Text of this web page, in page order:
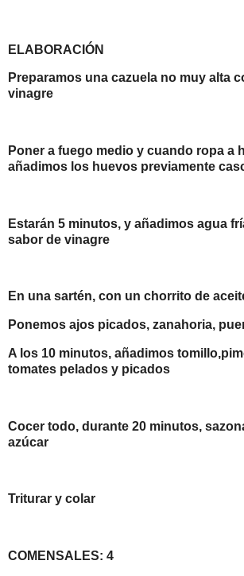
ELABORACIÓN
Preparamos una cazuela no muy alta
vinagre
Poner a fuego medio y cuando ropa a
añadimos los huevos previamente
Estarán 5 minutos, y añadimos agua
sabor de vinagre
En una sartén, con un chorrito de
Ponemos ajos picados, zanahoria,
A los 10 minutos, añadimos
tomates pelados y picados
Cocer todo, durante 20 minutos,
azúcar
Triturar y colar
COMENSALES: 4